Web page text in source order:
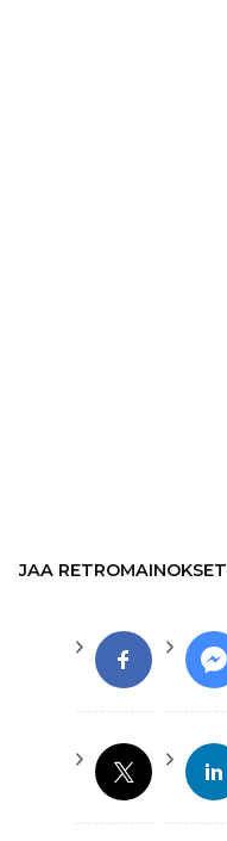
JAA RETROMAINOKSET